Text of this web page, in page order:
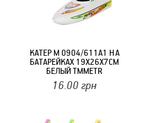
КАТЕР M 0904/611A1 НА
БАТАРЕЙКАХ 19Х26Х7СМ
БЕЛЫЙ ТМMETR
16.00 грн